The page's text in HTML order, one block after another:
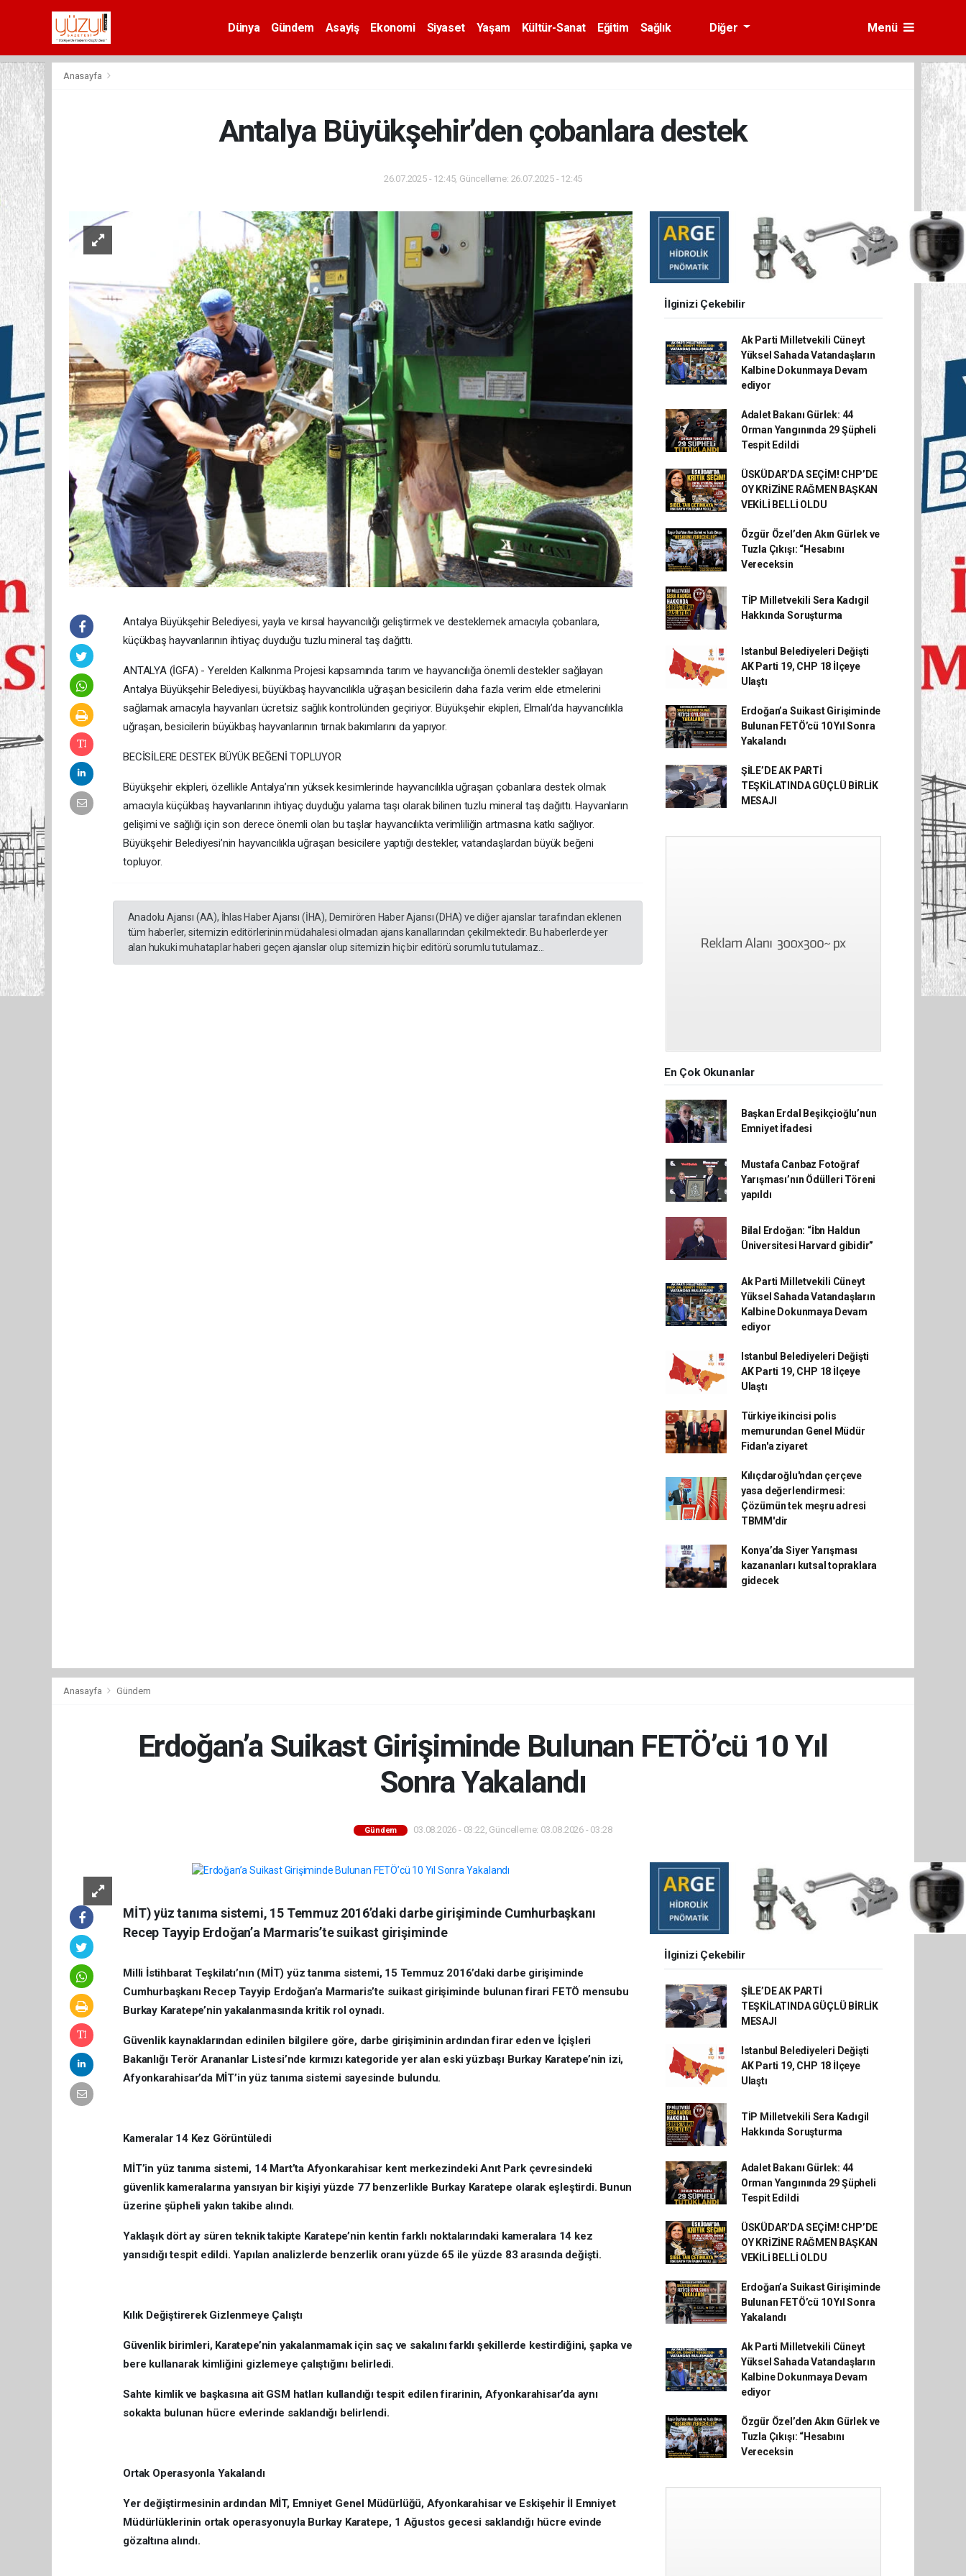
Dünya Gündem Asayiş Ekonomi Siyaset Yaşam Kültür-Sanat Eğitim
Sağlık
Diğer Menü
Anasayfa
Antalya Büyükşehir’den çobanlara destek
26.07.2025 - 12:45, Güncelleme: 26.07.2025 - 12:45
Antalya Büyükşehir Belediyesi, yayla ve kırsal hayvancılığı geliştirmek ve desteklemek amacıyla çobanlara,
küçükbaş hayvanlarının ihtiyaç duyduğu tuzlu mineral taş dağıttı.
ANTALYA (İGFA) - Yerelden Kalkınma Projesi kapsamında tarım ve hayvancılığa önemli destekler sağlayan
Antalya Büyükşehir Belediyesi, büyükbaş hayvancılıkla uğraşan besicilerin daha fazla verim elde etmelerini
sağlamak amacıyla hayvanları ücretsiz sağlık kontrolünden geçiriyor. Büyükşehir ekipleri, Elmalı’da hayvancılıkla
uğraşan, besicilerin büyükbaş hayvanlarının tırnak bakımlarını da yapıyor.
BECİSİLERE DESTEK BÜYÜK BEĞENİ TOPLUYOR
Büyükşehir ekipleri, özellikle Antalya’nın yüksek kesimlerinde hayvancılıkla uğraşan çobanlara destek olmak
amacıyla küçükbaş hayvanlarının ihtiyaç duyduğu yalama taşı olarak bilinen tuzlu mineral taş dağıttı. Hayvanların
gelişimi ve sağlığı için son derece önemli olan bu taşlar hayvancılıkta verimliliğin artmasına katkı sağlıyor.
Büyükşehir Belediyesi’nin hayvancılıkla uğraşan besicilere yaptığı destekler, vatandaşlardan büyük beğeni
topluyor.
Anadolu Ajansı (AA), İhlas Haber Ajansı (İHA), Demirören Haber Ajansı (DHA) ve diğer ajanslar tarafından eklenen
tüm haberler, sitemizin editörlerinin müdahalesi olmadan ajans kanallarından çekilmektedir. Bu haberlerde yer
alan hukuki muhataplar haberi geçen ajanslar olup sitemizin hiç bir editörü sorumlu tutulamaz...
İlginizi Çekebilir
Ak Parti Milletvekili Cüneyt
Yüksel Sahada Vatandaşların
Kalbine Dokunmaya Devam
ediyor
Adalet Bakanı Gürlek: 44
Orman Yangınında 29 Şüpheli
Tespit Edildi
ÜSKÜDAR’DA SEÇİM! CHP’DE
OY KRİZİNE RAĞMEN BAŞKAN
VEKİLİ BELLİ OLDU
Özgür Özel’den Akın Gürlek ve
Tuzla Çıkışı: “Hesabını
Vereceksin
TİP Milletvekili Sera Kadıgil
Hakkında Soruşturma
Istanbul Belediyeleri Değişti
AK Parti 19, CHP 18 İlçeye
Ulaştı
Erdoğan’a Suikast Girişiminde
Bulunan FETÖ’cü 10 Yıl Sonra
Yakalandı
ŞİLE’DE AK PARTİ
TEŞKİLATINDA GÜÇLÜ BİRLİK
MESAJI
En Çok Okunanlar
Başkan Erdal Beşikçioğlu’nun
Emniyet İfadesi
Mustafa Canbaz Fotoğraf
Yarışması’nın Ödülleri Töreni
yapıldı
Bilal Erdoğan: “İbn Haldun
Üniversitesi Harvard gibidir”
Ak Parti Milletvekili Cüneyt
Yüksel Sahada Vatandaşların
Kalbine Dokunmaya Devam
ediyor
Istanbul Belediyeleri Değişti
AK Parti 19, CHP 18 İlçeye
Ulaştı
Türkiye ikincisi polis
memurundan Genel Müdür
Fidan'a ziyaret
Kılıçdaroğlu'ndan çerçeve
yasa değerlendirmesi:
Çözümün tek meşru adresi
TBMM'dir
Konya’da Siyer Yarışması
kazananları kutsal topraklara
gidecek
Anasayfa Gündem
Erdoğan’a Suikast Girişiminde Bulunan FETÖ’cü 10 Yıl
Sonra Yakalandı
Gündem 03.08.2026 - 03:22, Güncelleme: 03.08.2026 - 03:28
MİT) yüz tanıma sistemi, 15 Temmuz 2016’daki darbe girişiminde Cumhurbaşkanı
Recep Tayyip Erdoğan’a Marmaris’te suikast girişiminde
Milli İstihbarat Teşkilatı’nın (MİT) yüz tanıma sistemi, 15 Temmuz 2016’daki darbe girişiminde
Cumhurbaşkanı Recep Tayyip Erdoğan’a Marmaris’te suikast girişiminde bulunan firari FETÖ mensubu
Burkay Karatepe’nin yakalanmasında kritik rol oynadı.
Güvenlik kaynaklarından edinilen bilgilere göre, darbe girişiminin ardından firar eden ve İçişleri
Bakanlığı Terör Arananlar Listesi’nde kırmızı kategoride yer alan eski yüzbaşı Burkay Karatepe’nin izi,
Afyonkarahisar’da MİT’in yüz tanıma sistemi sayesinde bulundu.
Kameralar 14 Kez Görüntüledi
MİT’in yüz tanıma sistemi, 14 Mart’ta Afyonkarahisar kent merkezindeki Anıt Park çevresindeki
güvenlik kameralarına yansıyan bir kişiyi yüzde 77 benzerlikle Burkay Karatepe olarak eşleştirdi. Bunun
üzerine şüpheli yakın takibe alındı.
Yaklaşık dört ay süren teknik takipte Karatepe’nin kentin farklı noktalarındaki kameralara 14 kez
yansıdığı tespit edildi. Yapılan analizlerde benzerlik oranı yüzde 65 ile yüzde 83 arasında değişti.
Kılık Değiştirerek Gizlenmeye Çalıştı
Güvenlik birimleri, Karatepe’nin yakalanmamak için saç ve sakalını farklı şekillerde kestirdiğini, şapka ve
bere kullanarak kimliğini gizlemeye çalıştığını belirledi.
Sahte kimlik ve başkasına ait GSM hatları kullandığı tespit edilen firarinin, Afyonkarahisar’da aynı
sokakta bulunan hücre evlerinde saklandığı belirlendi.
Ortak Operasyonla Yakalandı
Yer değiştirmesinin ardından MİT, Emniyet Genel Müdürlüğü, Afyonkarahisar ve Eskişehir İl Emniyet
Müdürlüklerinin ortak operasyonuyla Burkay Karatepe, 1 Ağustos gecesi saklandığı hücre evinde
gözaltına alındı.
İlginizi Çekebilir
ŞİLE’DE AK PARTİ
TEŞKİLATINDA GÜÇLÜ BİRLİK
MESAJI
Istanbul Belediyeleri Değişti
AK Parti 19, CHP 18 İlçeye
Ulaştı
TİP Milletvekili Sera Kadıgil
Hakkında Soruşturma
Adalet Bakanı Gürlek: 44
Orman Yangınında 29 Şüpheli
Tespit Edildi
ÜSKÜDAR’DA SEÇİM! CHP’DE
OY KRİZİNE RAĞMEN BAŞKAN
VEKİLİ BELLİ OLDU
Erdoğan’a Suikast Girişiminde
Bulunan FETÖ’cü 10 Yıl Sonra
Yakalandı
Ak Parti Milletvekili Cüneyt
Yüksel Sahada Vatandaşların
Kalbine Dokunmaya Devam
ediyor
Özgür Özel’den Akın Gürlek ve
Tuzla Çıkışı: “Hesabını
Vereceksin